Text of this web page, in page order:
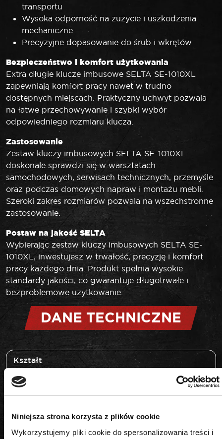
Niniejsza strona korzysta z plików cookie
Wykorzystujemy pliki cookie do spersonalizowania treści i
transportu
Wysoka odporność na zużycie i uszkodzenia
mechaniczne
Precyzyjne dopasowanie do śrub i wkrętów
Bezpieczeństwo i komfort użytkowania
Extra długie klucze imbusowe SELTA SE-1010XL
zapewniają komfort pracy nawet w trudno
dostępnych miejscach. Praktyczny uchwyt pozwala
na łatwe przechowywanie i szybki wybór
odpowiedniego rozmiaru klucza.
Zastosowanie
Zestaw kluczy imbusowych SELTA SE-1010XL
doskonale sprawdzi się w warsztatach
samochodowych, serwisach technicznych, przemyśle
oraz podczas domowych napraw i montażu mebli.
Szeroki zakres rozmiarów pozwala na wszechstronne
zastosowanie.
Postaw na jakość SELTA
Wybierając zestaw kluczy imbusowych SELTA SE-
1010XL, inwestujesz w trwałość, precyzję i komfort
pracy każdego dnia. Produkt spełnia wysokie
standardy jakości, co gwarantuje długotrwałe i
bezproblemowe użytkowanie.
DANE TECHNICZNE
Kształt
HEX
H1,27-H10